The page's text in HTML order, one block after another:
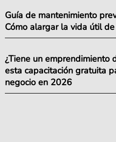
Guía de mantenimiento
Cómo alargar la vida útil
¿Tiene un emprendimiento
esta capacitación gratuita
negocio en 2026